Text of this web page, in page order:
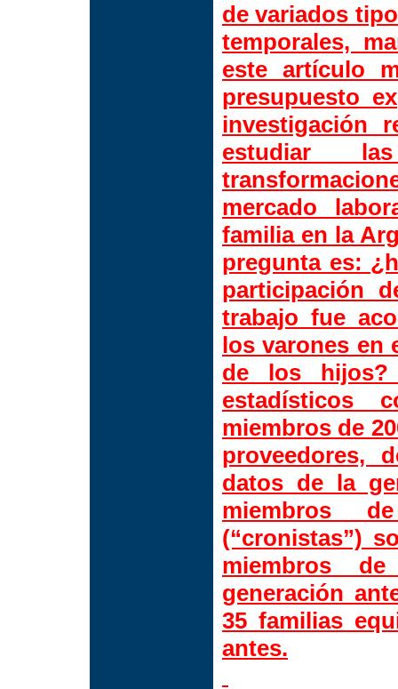
de variados
temporales,
este artículo
presupuesto
investigación
estudiar
mercado
familia en la
pregunta es:
participación
trabajo fue
los varones en
de los hijos?
estadísticos
miembros de
proveedores,
datos de la
miembros
(“cronistas”)
miembros
generación
35 familias
antes.